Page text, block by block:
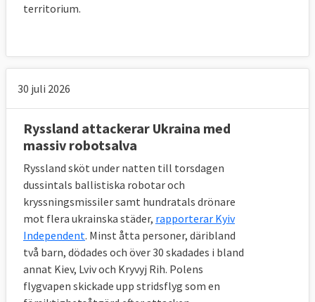
territorium.
30 juli 2026
Ryssland attackerar Ukraina med
massiv robotsalva
Ryssland sköt under natten till torsdagen
dussintals ballistiska robotar och
kryssningsmissiler samt hundratals drönare
mot flera ukrainska städer, rapporterar Kyiv
Independent. Minst åtta personer, däribland
två barn, dödades och över 30 skadades i bland
annat Kiev, Lviv och Kryvyj Rih. Polens
flygvapen skickade upp stridsflyg som en